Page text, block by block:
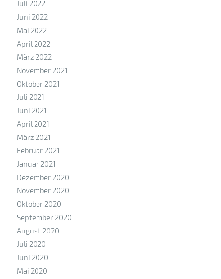
Juli 2022
Juni 2022
Mai 2022
April 2022
März 2022
November 2021
Oktober 2021
Juli 2021
Juni 2021
April 2021
März 2021
Februar 2021
Januar 2021
Dezember 2020
November 2020
Oktober 2020
September 2020
August 2020
Juli 2020
Juni 2020
Mai 2020